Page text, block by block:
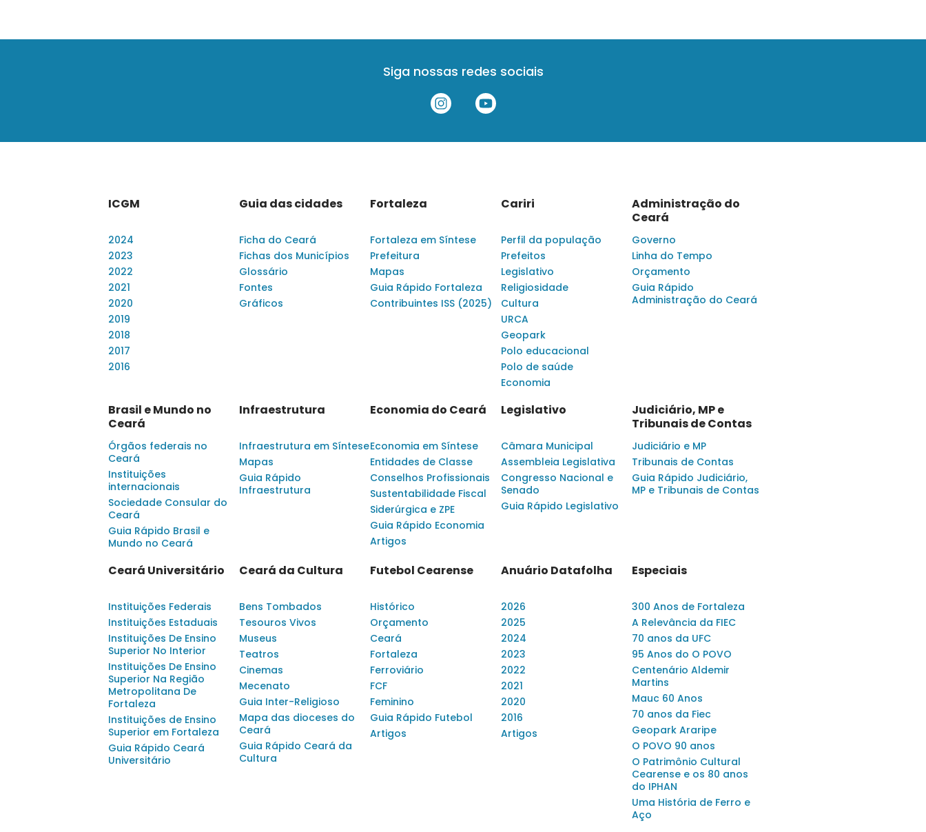
Siga nossas redes sociais
ICGM
2024
2023
2022
2021
2020
2019
2018
2017
2016
Guia das cidades
Ficha do Ceará
Fichas dos Municípios
Glossário
Fontes
Gráficos
Fortaleza
Fortaleza em Síntese
Prefeitura
Mapas
Guia Rápido Fortaleza
Contribuintes ISS (2025)
Cariri
Perfil da população
Prefeitos
Legislativo
Religiosidade
Cultura
URCA
Geopark
Polo educacional
Polo de saúde
Economia
Administração do
Ceará
Governo
Linha do Tempo
Orçamento
Guia Rápido
Administração do Ceará
Brasil e Mundo no
Ceará
Órgãos federais no
Ceará
Instituições
internacionais
Sociedade Consular do
Ceará
Guia Rápido Brasil e
Mundo no Ceará
Infraestrutura
Infraestrutura em Síntese
Mapas
Guia Rápido
Infraestrutura
Economia do Ceará
Economia em Síntese
Entidades de Classe
Conselhos Profissionais
Sustentabilidade Fiscal
Siderúrgica e ZPE
Guia Rápido Economia
Artigos
Legislativo
Câmara Municipal
Assembleia Legislativa
Congresso Nacional e
Senado
Guia Rápido Legislativo
Judiciário, MP e
Tribunais de Contas
Judiciário e MP
Tribunais de Contas
Guia Rápido Judiciário,
MP e Tribunais de Contas
Ceará Universitário
Instituições Federais
Instituições Estaduais
Instituições De Ensino
Superior No Interior
Instituições De Ensino
Superior Na Região
Metropolitana De
Fortaleza
Instituições de Ensino
Superior em Fortaleza
Guia Rápido Ceará
Universitário
Ceará da Cultura
Bens Tombados
Tesouros Vivos
Museus
Teatros
Cinemas
Mecenato
Guia Inter-Religioso
Mapa das dioceses do
Ceará
Guia Rápido Ceará da
Cultura
Futebol Cearense
Histórico
Orçamento
Ceará
Fortaleza
Ferroviário
FCF
Feminino
Guia Rápido Futebol
Artigos
Anuário Datafolha
2026
2025
2024
2023
2022
2021
2020
2016
Artigos
Especiais
300 Anos de Fortaleza
A Relevância da FIEC
70 anos da UFC
95 Anos do O POVO
Centenário Aldemir
Martins
Mauc 60 Anos
70 anos da Fiec
Geopark Araripe
O POVO 90 anos
O Patrimônio Cultural
Cearense e os 80 anos
do IPHAN
Uma História de Ferro e
Aço